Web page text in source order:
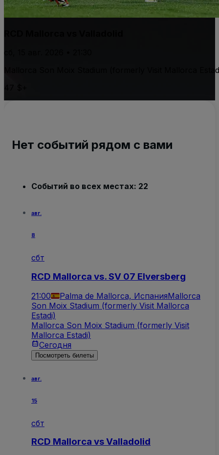
Mallorca Son Moix Stadium (formerly Visit Mallorca
Нет событий рядом с вами
Событий во всех местах: 22
авг.
8
сбт
RCD Mallorca vs. SV 07 Elversberg
21:00 Palma de Mallorca, ИспанияMallorca
Son Moix Stadium (formerly Visit Mallorca
Estadi)
Mallorca Son Moix Stadium (formerly Visit
Mallorca Estadi)
Сегодня
Посмотреть билеты
авг.
15
сбт
RCD Mallorca vs Valladolid